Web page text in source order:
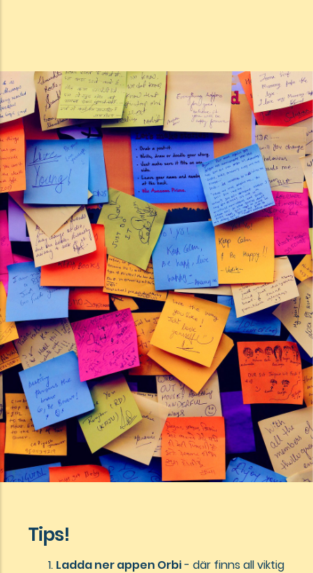
Tips!
Ladda ner appen Orbi- där finns all viktig